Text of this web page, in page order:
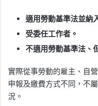
適用勞動基準法並納
受委任工作者。
不適用勞動基準法、
實際從事勞動的雇主、自
申報及繳費方式不同，不
況。